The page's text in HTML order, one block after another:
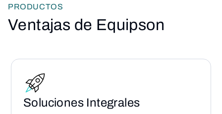
PRODUCTOS
Ventajas de Equipson
Soluciones Integrales